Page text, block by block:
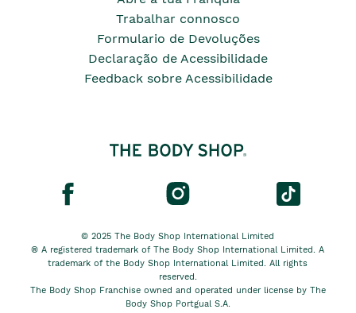
Trabalhar connosco
Formulario de Devoluções
Declaração de Acessibilidade
Feedback sobre Acessibilidade
© 2025 The Body Shop International Limited
® A registered trademark of The Body Shop International Limited. A
trademark of the Body Shop International Limited. All rights
reserved.
The Body Shop Franchise owned and operated under license by The
Body Shop Portgual S.A.